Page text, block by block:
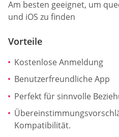
Am besten geeignet, um
und iOS zu finden
Vorteile
Kostenlose Anmeldung
Benutzerfreundliche App
Perfekt für sinnvolle
Kompatibilität.